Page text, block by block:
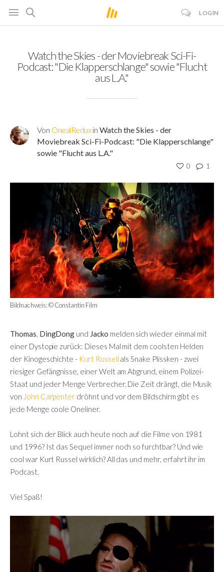
LOGIN
Watch the Skies - der Moviebreak Sci-Fi-
Podcast: "Die Klapperschlange" sowie "Flucht
aus L.A."
Von OnealReduxinWatch the Skies - der
Moviebreak Sci-Fi-Podcast: "Die Klapperschlange"
sowie "Flucht aus L.A."
0 1
Bildnachweis: © Constantin Film
Thomas, DingDong und Jacko melden sich wieder einmal mit
einer Dystopie zurück: Dieses Mal mit dem coolsten Helden
der Kinogeschichte - Kurt Russell als Snake Plissken - zwei
riesiger Gefängnisse, einer Welt am Abgrund, einem Polizei-
Staat und jeder Menge Verbrecher. Die Zeit drängt, die Musik
von John Carpenter dröhnt und vor dem Bildschirm gibt es
jede Menge coole Oneliner.
Lohnt sich der Blick auch heute noch auf die Filme von 1981
und 1996? Ist das Sequel immer noch so furchtbar? Und wie
cool war Kurt Russel wirklich? All das und mehr, erfahrt ihr im
Podcast.
Viel Spaß!